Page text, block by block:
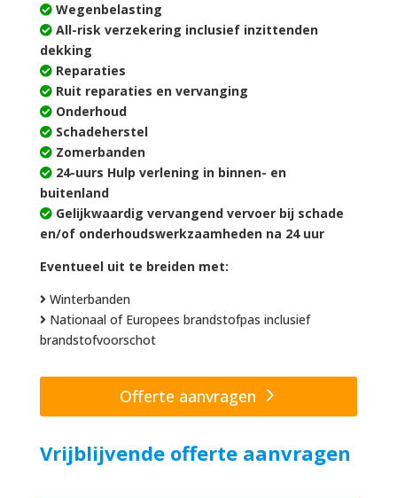
Wegenbelasting
All-risk verzekering inclusief inzittenden
dekking
Reparaties
Ruit reparaties en vervanging
Onderhoud
Schadeherstel
Zomerbanden
24-uurs Hulp verlening in binnen- en
buitenland
Gelijkwaardig vervangend vervoer bij schade
en/of onderhoudswerkzaamheden na 24 uur
Eventueel uit te breiden met:
Winterbanden
Nationaal of Europees brandstofpas inclusief
brandstofvoorschot
Offerte aanvragen
Vrijblijvende offerte aanvragen